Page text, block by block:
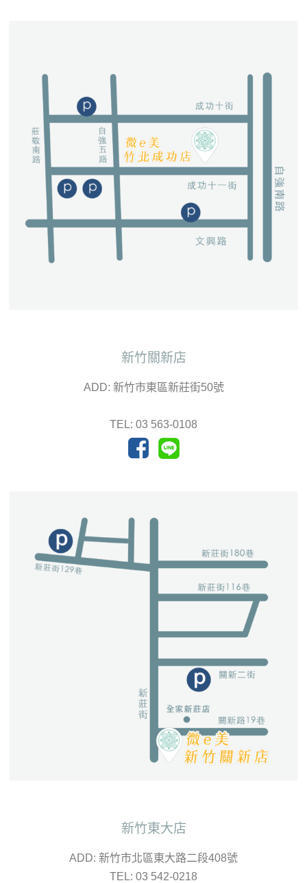
新竹關新店
ADD: 新竹市東區新莊街50號
TEL: 03 563-0108
新竹東大店
ADD: 新竹市北區東大路二段408號
TEL: 03 542-0218